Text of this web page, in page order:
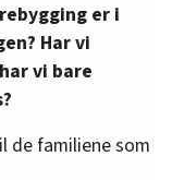
er i
Har vi
vi bare
de familiene som